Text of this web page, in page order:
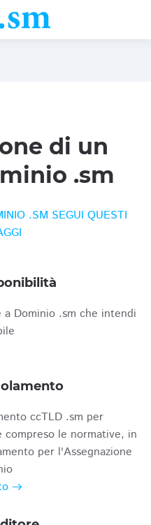
di un
.sm
.SM SEGUI QUESTI
Dominio .sm che intendi
ccTLD .sm per
compreso le normative, in
per l'Assegnazione